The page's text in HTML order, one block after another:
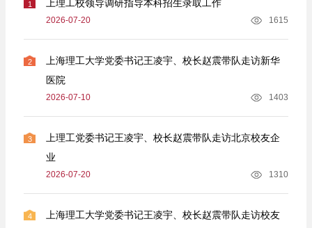
1 上理工校领导调研指导本科招生录取工作
2026-07-20 1615
2
上海理工大学党委书记王凌宇、校长赵震带队走访新华
医院
2026-07-10 1403
3
上理工党委书记王凌宇、校长赵震带队走访北京校友企
业
2026-07-20 1310
4
上海理工大学党委书记王凌宇、校长赵震带队走访校友